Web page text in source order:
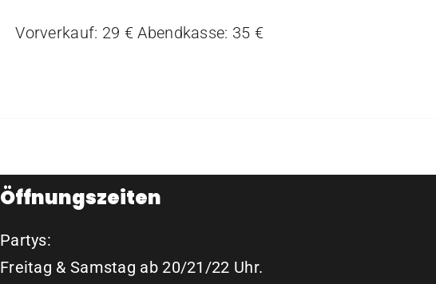
Vorverkauf: 29 € Abendkasse: 35 €
Öffnungszeiten
Partys:
Freitag & Samstag ab 20/21/22 Uhr.